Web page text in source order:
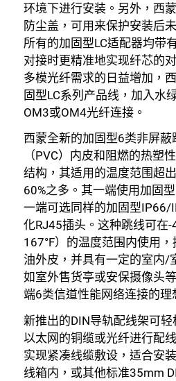
环境下进行安装。另外，西
防尘盖，可用来保护安装后
所有的加固型LC适配器均带
对接时更精准地实现纤芯的
多模光纤需求的日益增加，
固型LC系列产品线，加入水
OM3或OM4光纤连接。
西蒙全新的加固型6类非屏
（PVC）内皮和阻燃的热塑
结构，其适用的温度范围超
60%之多。其一端使用加固
一端可选同样的加固型IP66/
化RJ45插头。这种跳线可在-
167°F）的温度范围内使用
油外皮，并具有一定的室内/
如室外售货亭或安保摄像头
端6类信道性能网络连接的理
新推出的DIN导轨配线架可
以太网的铜缆或光纤进行配
实现紧凑线缆敷设，适合安
线箱内，或其他标准35mm